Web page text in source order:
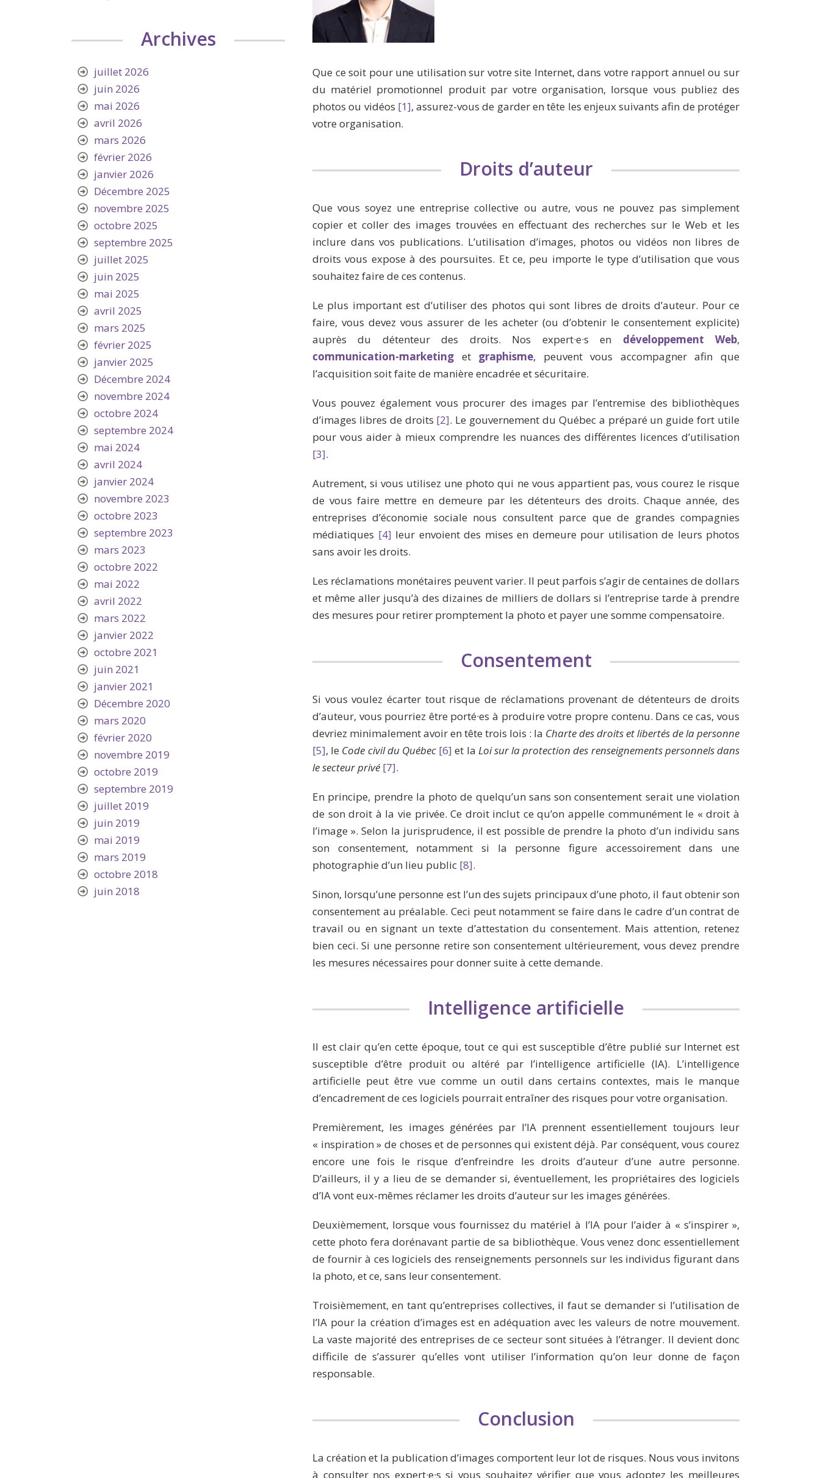
Que ce soit pour une utilisation sur votre site Internet, dans votre rapport annuel ou sur
du matériel promotionnel produit par votre organisation, lorsque vous publiez des
photos ou vidéos [1], assurez-vous de garder en tête les enjeux suivants afin de protéger
votre organisation.
Droits d’auteur
Que vous soyez une entreprise collective ou autre, vous ne pouvez pas simplement
copier et coller des images trouvées en effectuant des recherches sur le Web et les
inclure dans vos publications. L’utilisation d’images, photos ou vidéos non libres de
droits vous expose à des poursuites. Et ce, peu importe le type d’utilisation que vous
souhaitez faire de ces contenus.
Le plus important est d’utiliser des photos qui sont libres de droits d’auteur. Pour ce
faire, vous devez vous assurer de les acheter (ou d’obtenir le consentement explicite)
auprès du détenteur des droits. Nos expert·e·s en développement Web,
communication-marketing et graphisme, peuvent vous accompagner afin que
l’acquisition soit faite de manière encadrée et sécuritaire.
Vous pouvez également vous procurer des images par l’entremise des bibliothèques
d’images libres de droits [2]. Le gouvernement du Québec a préparé un guide fort utile
pour vous aider à mieux comprendre les nuances des différentes licences d’utilisation
[3].
Autrement, si vous utilisez une photo qui ne vous appartient pas, vous courez le risque
de vous faire mettre en demeure par les détenteurs des droits. Chaque année, des
entreprises d’économie sociale nous consultent parce que de grandes compagnies
médiatiques [4] leur envoient des mises en demeure pour utilisation de leurs photos
sans avoir les droits.
Les réclamations monétaires peuvent varier. Il peut parfois s’agir de centaines de dollars
et même aller jusqu’à des dizaines de milliers de dollars si l’entreprise tarde à prendre
des mesures pour retirer promptement la photo et payer une somme compensatoire.
Consentement
Si vous voulez écarter tout risque de réclamations provenant de détenteurs de droits
d’auteur, vous pourriez être porté·es à produire votre propre contenu. Dans ce cas, vous
devriez minimalement avoir en tête trois lois : la Charte des droits et libertés de la personne
[5], le Code civil du Québec [6] et la Loi sur la protection des renseignements personnels dans
le secteur privé [7].
En principe, prendre la photo de quelqu’un sans son consentement serait une violation
de son droit à la vie privée. Ce droit inclut ce qu’on appelle communément le « droit à
l’image ». Selon la jurisprudence, il est possible de prendre la photo d’un individu sans
son consentement, notamment si la personne figure accessoirement dans une
photographie d’un lieu public [8].
Sinon, lorsqu’une personne est l’un des sujets principaux d’une photo, il faut obtenir son
consentement au préalable. Ceci peut notamment se faire dans le cadre d’un contrat de
travail ou en signant un texte d’attestation du consentement. Mais attention, retenez
bien ceci. Si une personne retire son consentement ultérieurement, vous devez prendre
les mesures nécessaires pour donner suite à cette demande.
Intelligence artificielle
Il est clair qu’en cette époque, tout ce qui est susceptible d’être publié sur Internet est
susceptible d’être produit ou altéré par l’intelligence artificielle (IA). L’intelligence
artificielle peut être vue comme un outil dans certains contextes, mais le manque
d’encadrement de ces logiciels pourrait entraîner des risques pour votre organisation.
Premièrement, les images générées par l’IA prennent essentiellement toujours leur
« inspiration » de choses et de personnes qui existent déjà. Par conséquent, vous courez
encore une fois le risque d’enfreindre les droits d’auteur d’une autre personne.
D’ailleurs, il y a lieu de se demander si, éventuellement, les propriétaires des logiciels
d’IA vont eux-mêmes réclamer les droits d’auteur sur les images générées.
Deuxièmement, lorsque vous fournissez du matériel à l’IA pour l’aider à « s’inspirer »,
cette photo fera dorénavant partie de sa bibliothèque. Vous venez donc essentiellement
de fournir à ces logiciels des renseignements personnels sur les individus figurant dans
la photo, et ce, sans leur consentement.
Troisièmement, en tant qu’entreprises collectives, il faut se demander si l’utilisation de
l’IA pour la création d’images est en adéquation avec les valeurs de notre mouvement.
La vaste majorité des entreprises de ce secteur sont situées à l’étranger. Il devient donc
difficile de s’assurer qu’elles vont utiliser l’information qu’on leur donne de façon
responsable.
Conclusion
La création et la publication d’images comportent leur lot de risques. Nous vous invitons
à consulter nos expert·e·s si vous souhaitez vérifier que vous adoptez les meilleures
Archives
juillet 2026
juin 2026
mai 2026
avril 2026
mars 2026
février 2026
janvier 2026
Décembre 2025
novembre 2025
octobre 2025
septembre 2025
juillet 2025
juin 2025
mai 2025
avril 2025
mars 2025
février 2025
janvier 2025
Décembre 2024
novembre 2024
octobre 2024
septembre 2024
mai 2024
avril 2024
janvier 2024
novembre 2023
octobre 2023
septembre 2023
mars 2023
octobre 2022
mai 2022
avril 2022
mars 2022
janvier 2022
octobre 2021
juin 2021
janvier 2021
Décembre 2020
mars 2020
février 2020
novembre 2019
octobre 2019
septembre 2019
juillet 2019
juin 2019
mai 2019
mars 2019
octobre 2018
juin 2018